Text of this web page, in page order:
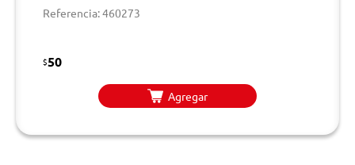
Referencia: 460273
$50
Agregar